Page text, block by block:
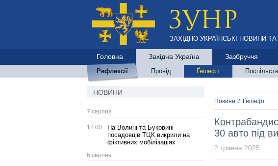
ЗАХІДНО-УКРАЇНСЬКІ НОВИНИ ТА
Головна Західна Україна Зазбруччя
Рефлексії Провід Ґешефт
НОВИНИ
7 серпня
12:00
На Волині та Буковині
посадовців ТЦК викрили на
фіктивних мобілізаціях
6 серпня
Новини / Ґешефт
30 авто під
2 травня 2025